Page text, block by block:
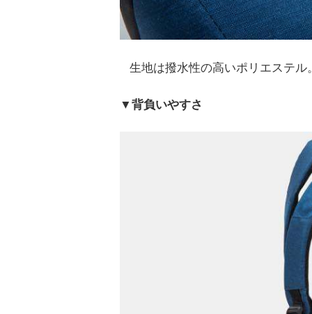
生地は撥水性の高いポリエステ
▼背負いやすさ